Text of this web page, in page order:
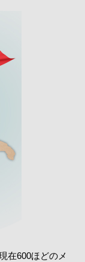
在600ほどのメ